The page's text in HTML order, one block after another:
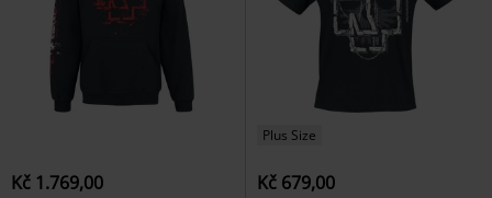
Kč 1.769,00
Plus Size
Kč 679,00